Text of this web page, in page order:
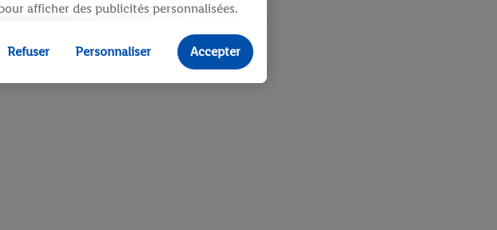
afficher des publicités personnalisées.
c’est-à-dire des publicités pour des
en plaçant le produit dans un panier
Refuser Personnaliser Accepter